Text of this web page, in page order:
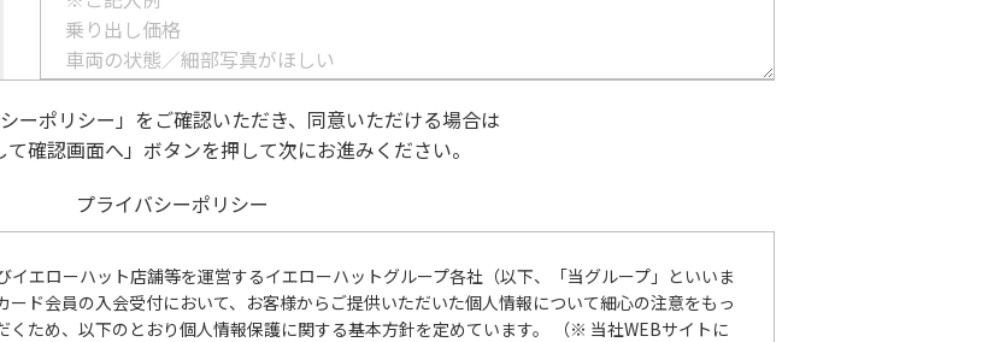
ーポリシー」をご確認いただき、同意いただける場合は
確認画面へ」ボタンを押して次にお進みください。
プライバシーポリシー
エローハット店舗等を運営するイエローハットグループ各社（以下、「当グループ」といいま
ド会員の入会受付において、お客様からご提供いただいた個人情報について細心の注意をもっ
ため、以下のとおり個人情報保護に関する基本方針を定めています。 （※ 当社WEBサイトに